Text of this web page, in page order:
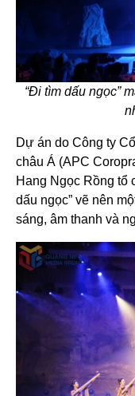
“Đi tìm dấu ngọc”
Dự án do Công ty
châu Á (APC
Hang Ngọc Rồng tổ
dấu ngọc” vẽ nên
sáng, âm thanh và